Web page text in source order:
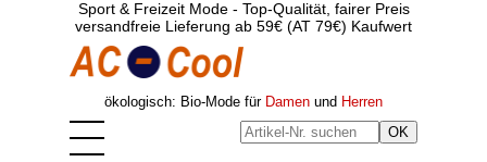
Sport & Freizeit Mode - Top-Qualität, fairer Preis
versandfreie Lieferung ab 59€ (AT 79€) Kaufwert
ökologisch: Bio-Mode für Damen und Herren